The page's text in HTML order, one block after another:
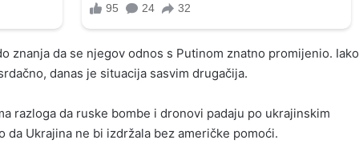
znanja da se njegov odnos s Putinom znatno promijenio. Iako
danas je situacija sasvim drugačija.
razloga da ruske bombe i dronovi padaju po ukrajinskim
da Ukrajina ne bi izdržala bez američke pomoći.